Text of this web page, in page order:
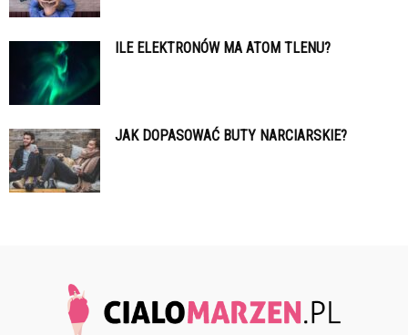
ILE ELEKTRONÓW MA ATOM TLENU?
JAK DOPASOWAĆ BUTY NARCIARSKIE?